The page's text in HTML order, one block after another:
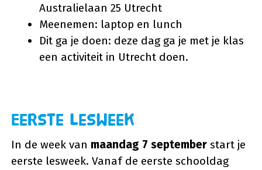
Australielaan 25 Utrecht
Meenemen: laptop en lunch
Dit ga je doen: deze dag ga je met je klas
een activiteit in Utrecht doen.
Eerste lesweek
In de week van maandag 7 september start je
eerste lesweek. Vanaf de eerste schooldag